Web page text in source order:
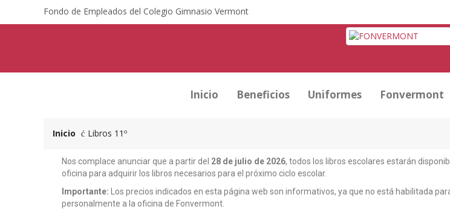
Fondo de Empleados del Colegio Gimnasio Vermont
Inicio Beneficios Uniformes Fonvermont
Inicio Libros 11º
Nos complace anunciar que a partir del 28 de julio de 2026, todos los libros escolares estarán
oficina para adquirir los libros necesarios para el próximo ciclo escolar.
Importante: Los precios indicados en esta página web son informativos, ya que no está habilitada
personalmente a la oficina de Fonvermont.